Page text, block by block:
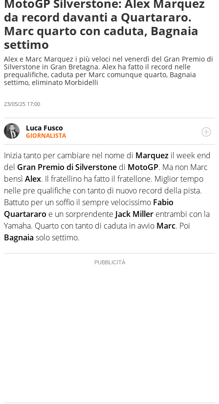
da record davanti a Quartararo.
Marc quarto con caduta, Bagnaia
settimo
Alex e Marc Marquez i più veloci nel venerdì del Gran Premio di
Silverstone in Gran Bretagna. Alex ha fatto il record nelle
prequalifiche, caduta per Marc comunque quarto, Bagnaia
settimo, eliminato Morbidelli
23/05/25 17:00
Luca Fusco
GIORNALISTA
Giornalista multimediale. Quando si accendono i motori,
lui sgasa, impenna, derapa. E spesso e volentieri finisce
sul podio
Inizia tanto per cambiare nel nome di Marquez il week end
del Gran Premio di Silverstone di MotoGP. Ma non Marc
bensì Alex. Il fratellino ha fatto il fratellone. Miglior tempo
nelle pre qualifiche con tanto di nuovo record della pista.
Battuto per un soffio il sempre velocissimo Fabio
Quartararo e un sorprendente Jack Miller entrambi con la
Yamaha. Quarto con tanto di caduta in avvio Marc. Poi
Bagnaia solo settimo.